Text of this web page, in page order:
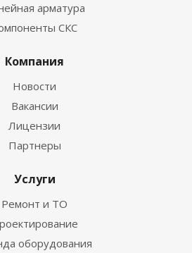
арматура
СКС
Компания
Новости
Вакансии
Лицензии
Партнеры
Услуги
Ремонт и ТО
оборудования